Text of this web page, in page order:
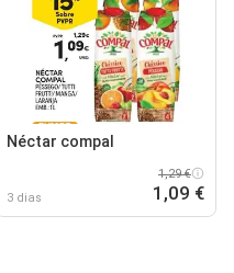
Néctar compal
3 dias
1,29 €
1,09 €